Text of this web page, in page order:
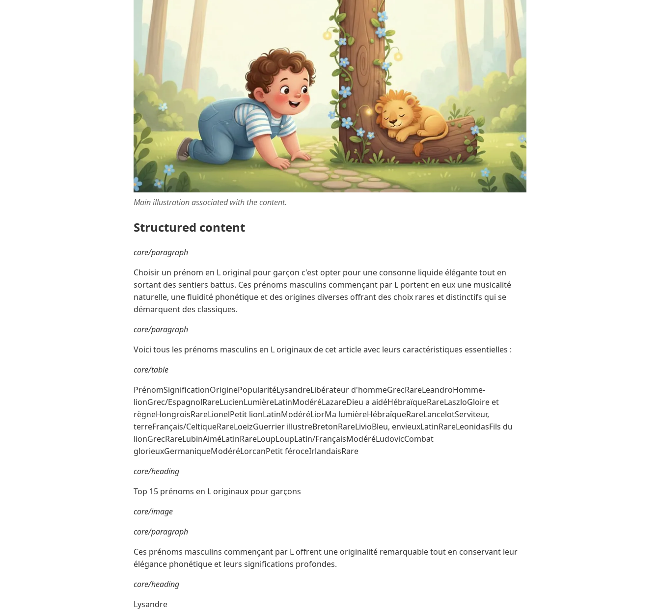
Main illustration associated with the content.
Structured content
core/paragraph
Choisir un prénom en L original pour garçon c'est opter pour une consonne liquide élégante tout en
sortant des sentiers battus. Ces prénoms masculins commençant par L portent en eux une musicalité
naturelle, une fluidité phonétique et des origines diverses offrant des choix rares et distinctifs qui se
démarquent des classiques.
core/paragraph
Voici tous les prénoms masculins en L originaux de cet article avec leurs caractéristiques essentielles :
core/table
PrénomSignificationOriginePopularitéLysandreLibérateur d'hommeGrecRareLeandroHomme-
lionGrec/EspagnolRareLucienLumièreLatinModéréLazareDieu a aidéHébraïqueRareLaszloGloire et
règneHongroisRareLionelPetit lionLatinModéréLiorMa lumièreHébraïqueRareLancelotServiteur,
terreFrançais/CeltiqueRareLoeizGuerrier illustreBretonRareLivioBleu, envieuxLatinRareLeonidasFils du
lionGrecRareLubinAiméLatinRareLoupLoupLatin/FrançaisModéréLudovicCombat
glorieuxGermaniqueModéréLorcanPetit féroceIrlandaisRare
core/heading
Top 15 prénoms en L originaux pour garçons
core/image
core/paragraph
Ces prénoms masculins commençant par L offrent une originalité remarquable tout en conservant leur
élégance phonétique et leurs significations profondes.
core/heading
Lysandre